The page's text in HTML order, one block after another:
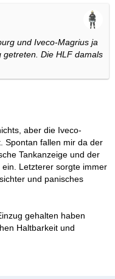
und Iveco-Magrius ja
getreten. Die HLF damals
aber die Iveco-
Spontan fallen mir da der
Tankanzeige und der
Letzterer sorgte immer
und panisches
gehalten haben
Haltbarkeit und